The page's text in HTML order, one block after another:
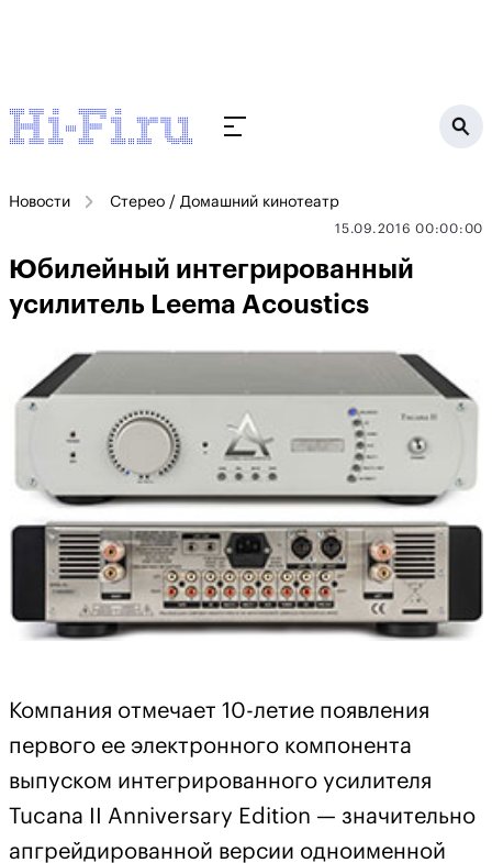
Новости Стерео / Домашний кинотеатр
15.09.2016 00:00:00
Юбилейный интегрированный
усилитель Leema Acoustics
Компания отмечает 10-летие появления
первого ее электронного компонента
выпуском интегрированного усилителя
Tucana II Anniversary Edition — значительно
апгрейдированной версии одноименной